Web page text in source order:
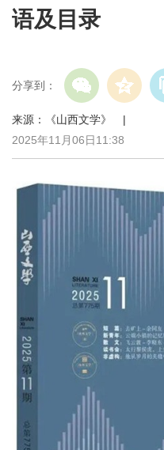
语及目录
分享到：
来源：《山西文学》 |
2025年11月06日11:38